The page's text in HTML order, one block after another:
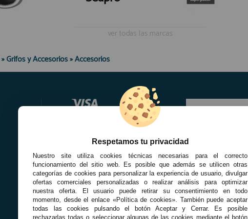
ver todas las marcas
»Grifos y Accesorios»Accesorios
Respetamos tu privacidad
Nuestro site utiliza cookies técnicas necesarias para el correcto
funcionamiento del sitio web. Es posible que además se utilicen otras
categorías de cookies para personalizar la experiencia de usuario, divulgar
ofertas comerciales personalizadas o realizar análisis para optimizar
nuestra oferta. El usuario puede retirar su consentimiento en todo
momento, desde el enlace «Política de cookies». También puede aceptar
todas las cookies pulsando el botón Aceptar y Cerrar. Es posible
rechazarlas todas o seleccionar algunas de las cookies mediante el botón